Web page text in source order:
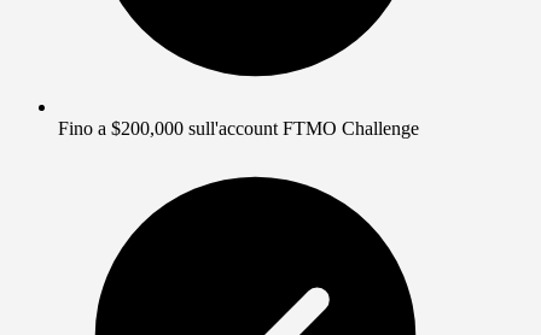
Fino a $200,000 sull'account FTMO Challenge